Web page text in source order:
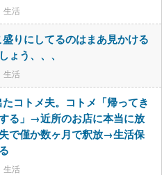
生活
りにしてるのはまあ見かける
ょう、、、
生活
コトメ夫。コトメ「帰ってき
る」→近所のお店に本当に放
で僅か数ヶ月で釈放→生活保
生活